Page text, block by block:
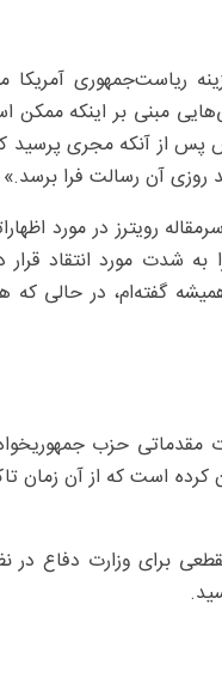
ریاست‌جمهوری
مبنی بر اینکه ممکن
از آنکه مجری پرسید
روزی آن رسالت فرا برسد.»
رویترز در مورد
شدت مورد انتقاد
است که از آن زمان
وزارت دفاع در